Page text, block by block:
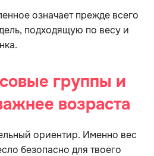
означает прежде всего
подходящую по весу и
группы и
возраста
ориентир. Именно вес
безопасно для твоего